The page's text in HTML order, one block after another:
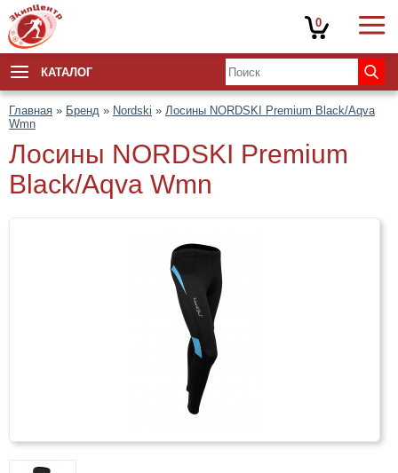
КАТАЛОГ
Главная » Бренд » Nordski » Лосины NORDSKI Premium Black/Aqva
Wmn
Лосины NORDSKI Premium
Black/Aqva Wmn
0